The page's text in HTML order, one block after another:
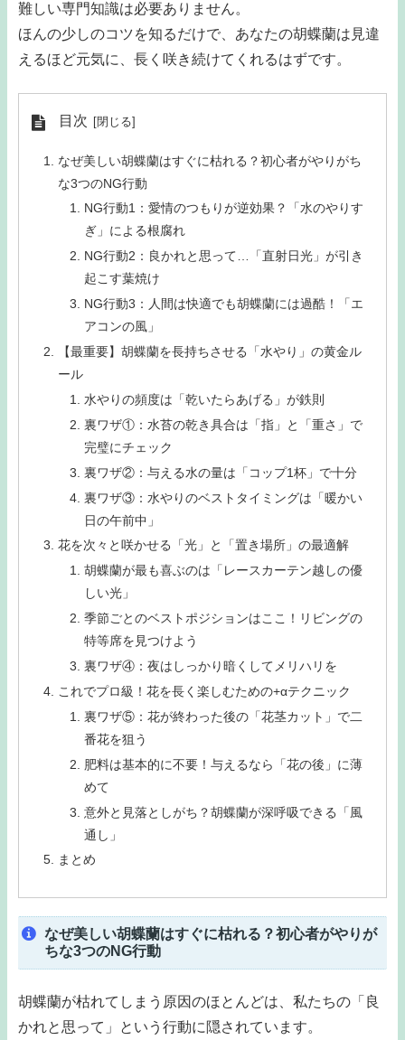
難しい専門知識は必要ありません。
ほんの少しのコツを知るだけで、あなたの胡蝶蘭は見違
えるほど元気に、長く咲き続けてくれるはずです。
目次
なぜ美しい胡蝶蘭はすぐに枯れる？初心者がやりがち
な3つのNG行動
NG行動1：愛情のつもりが逆効果？「水のやりす
ぎ」による根腐れ
NG行動2：良かれと思って…「直射日光」が引き
起こす葉焼け
NG行動3：人間は快適でも胡蝶蘭には過酷！「エ
アコンの風」
【最重要】胡蝶蘭を長持ちさせる「水やり」の黄金ル
ール
水やりの頻度は「乾いたらあげる」が鉄則
裏ワザ①：水苔の乾き具合は「指」と「重さ」で
完璧にチェック
裏ワザ②：与える水の量は「コップ1杯」で十分
裏ワザ③：水やりのベストタイミングは「暖かい
日の午前中」
花を次々と咲かせる「光」と「置き場所」の最適解
胡蝶蘭が最も喜ぶのは「レースカーテン越しの優
しい光」
季節ごとのベストポジションはここ！リビングの
特等席を見つけよう
裏ワザ④：夜はしっかり暗くしてメリハリを
これでプロ級！花を長く楽しむための+αテクニック
裏ワザ⑤：花が終わった後の「花茎カット」で二
番花を狙う
肥料は基本的に不要！与えるなら「花の後」に薄
めて
意外と見落としがち？胡蝶蘭が深呼吸できる「風
通し」
まとめ
なぜ美しい胡蝶蘭はすぐに枯れる？初心者がやりが
ちな3つのNG行動
胡蝶蘭が枯れてしまう原因のほとんどは、私たちの「良
かれと思って」という行動に隠されています。